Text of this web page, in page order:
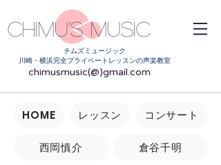
Chimu’s music
チムズミュージック
川崎・横浜完全プライベートレッスンの声楽教室
chimusmusic(@)gmail.com
HOME レッスン コンサート
西岡慎介 倉谷千明